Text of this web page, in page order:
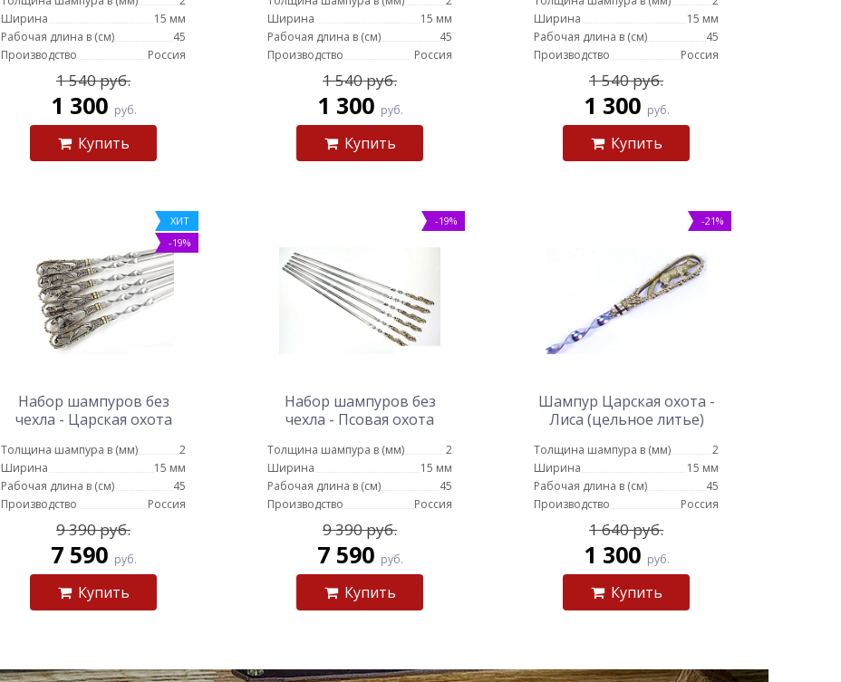
Ширина
15 мм
Рабочая длина в (см)
45
Производство
Россия
1 540 руб.
1 300 руб.
Купить
Ширина
15 мм
Рабочая длина в (см)
45
Производство
Россия
1 540 руб.
1 300 руб.
Купить
Ширина
15 мм
Рабочая длина в (см)
45
Производство
Россия
1 540 руб.
1 300 руб.
Купить
ХИТ
-19%
Набор шампуров без
чехла - Царская охота
Толщина шампура в (мм)
2
Ширина
15 мм
Рабочая длина в (см)
45
Производство
Россия
9 390 руб.
7 590 руб.
Купить
-19%
Набор шампуров без
чехла - Псовая охота
Толщина шампура в (мм)
2
Ширина
15 мм
Рабочая длина в (см)
45
Производство
Россия
9 390 руб.
7 590 руб.
Купить
-21%
Шампур Царская охота -
Лиса (цельное литье)
Толщина шампура в (мм)
2
Ширина
15 мм
Рабочая длина в (см)
45
Производство
Россия
1 640 руб.
1 300 руб.
Купить